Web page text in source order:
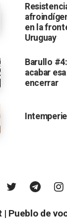
en la
Uruguay
Barullo
acabar
encerrar
Intemperie
| Pueblo de